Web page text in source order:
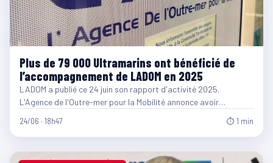
Plus de 79 000 Ultramarins ont bénéficié de
l’accompagnement de LADOM en 2025
LADOM a publié ce 24 juin son rapport d'activité 2025.
L'Agence de l'Outre-mer pour la Mobilité annonce avoir…
24/06 · 18h47 ⏱ 1 min